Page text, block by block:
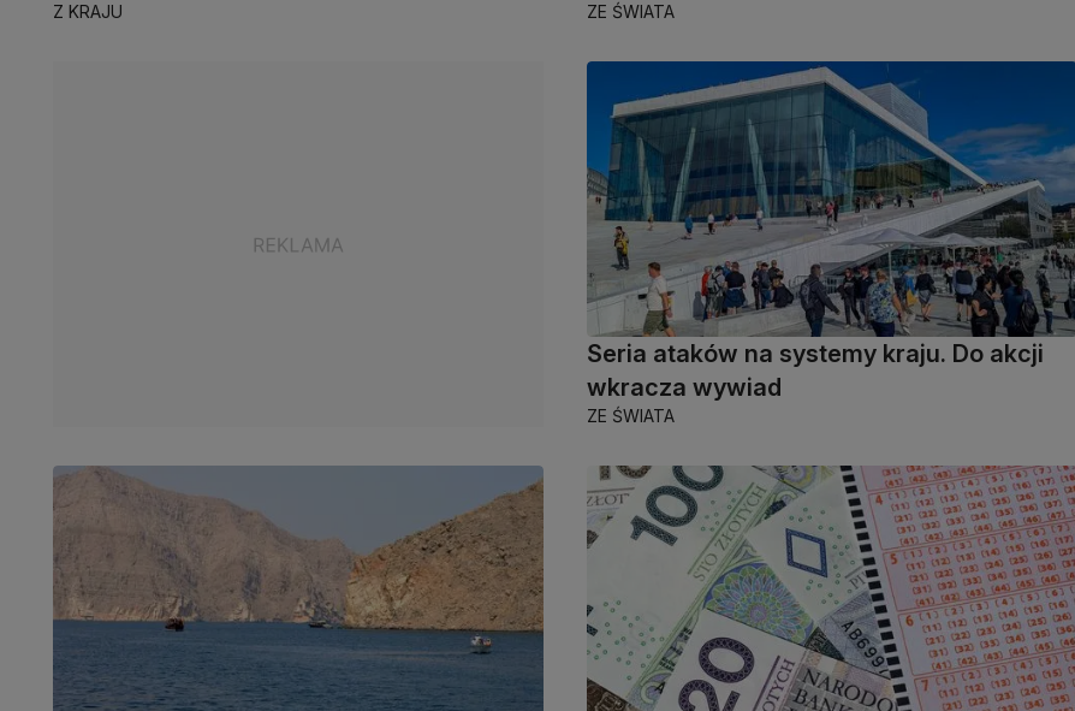
Z KRAJU ZE ŚWIATA
Seria ataków na systemy kraju. Do akcji
wkracza wywiad
ZE ŚWIATA